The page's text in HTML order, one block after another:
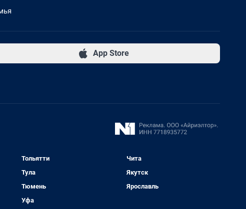
App Store
Тольятти
Тула
Тюмень
Уфа
Чита
Якутск
Ярославль